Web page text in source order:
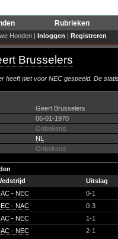
Rubrieken
Honden | Inloggen | Registreren
Brusselers
heeft niet voor NEC gespeeld. De
Geert Brusselers
06-01-1970
Onbekend
NL
Onbekend
Uitslag
- NEC 0-1
- NAC 0-3
- NEC 1-1
- NEC 2-1